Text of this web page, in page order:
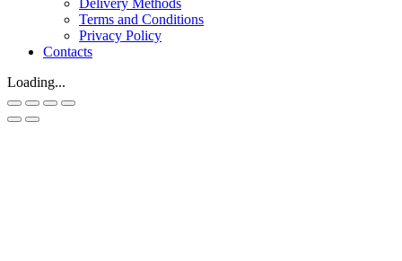
Delivery Methods
Terms and Conditions
Privacy Policy
Contacts
Loading...